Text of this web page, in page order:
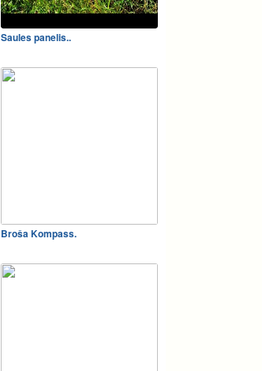
Saules panelis..
Broša Kompass.